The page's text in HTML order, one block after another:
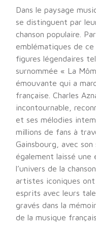
Dans le paysage
se distinguent par
chanson populaire.
emblématiques de
figures légendaires
surnommée « La
émouvante qui a
française. Charles
incontournable,
et ses mélodies
millions de fans à
Gainsbourg, avec
également laissé une
l’univers de la
artistes iconiques
esprits avec leurs
gravés dans la
de la musique